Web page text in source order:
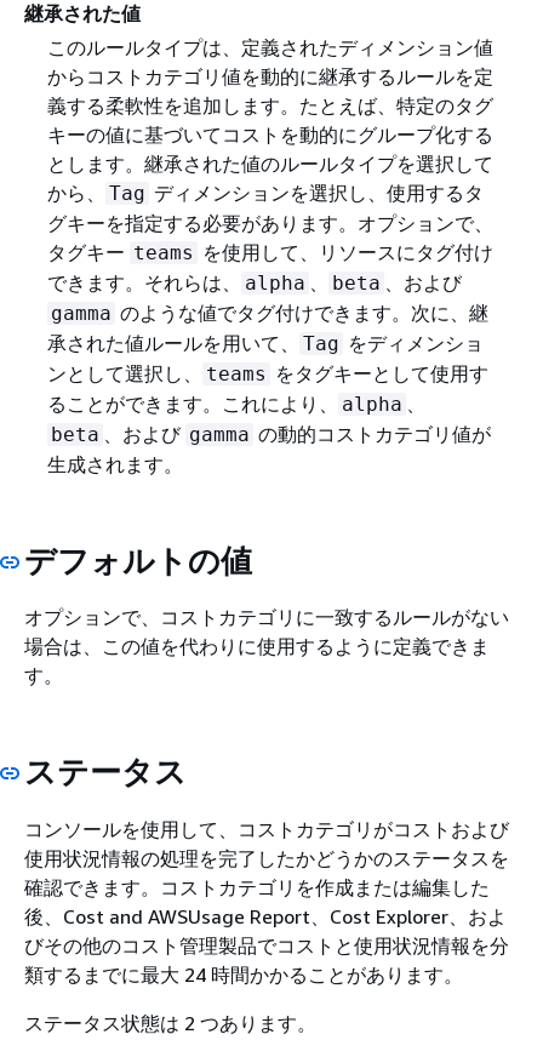
継承された値
このルールタイプは、定義されたディメンション値
からコストカテゴリ値を動的に継承するルールを定
義する柔軟性を追加します。たとえば、特定のタグ
キーの値に基づいてコストを動的にグループ化する
とします。継承された値のルールタイプを選択して
から、
Tag ディメンションを選択し、使用するタ
グキーを指定する必要があります。オプションで、
タグキー teams を使用して、リソースにタグ付け
できます。それらは、
alpha beta 、および
gamma のような値でタグ付けできます。次に、継
承された値ルールを用いて、
Tag をディメンショ
ンとして選択し、
teams をタグキーとして使用す
ることができます。これにより、
alpha
beta 、および gamma の動的コストカテゴリ値が
生成されます。
デフォルトの値
オプションで、コストカテゴリに一致するルールがない
場合は、この値を代わりに使用するように定義できま
す。
ステータス
コンソールを使用して、コストカテゴリがコストおよび
使用状況情報の処理を完了したかどうかのステータスを
確認できます。コストカテゴリを作成または編集した
後、Cost and AWSUsage Report、Cost Explorer、およ
びその他のコスト管理製品でコストと使用状況情報を分
類するまでに最大 24 時間かかることがあります。
ステータス状態は 2 つあります。